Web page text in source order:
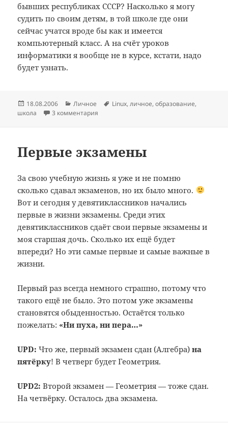
бывших республиках СССР? Насколько я могу
судить по своим детям, в той школе где они
сейчас учатся вроде бы как и имеется
компьютерный класс. А на счёт уроков
информатики я вообще не в курсе, кстати, надо
будет узнать.
Опубликовано
18.08.2006 Рубрики
Личное Метки
Linux,личное,образование,
школа
3 комментария
Первые экзамены
За свою учебную жизнь я уже и не помню
сколько сдавал экзаменов, но их было много.
Вот и сегодня у девятиклассников начались
первые в жизни экзамены. Среди этих
девятиклассников сдаёт свои первые экзамены и
моя старшая дочь. Сколько их ещё будет
впереди? Но эти самые первые и самые важные в
жизни.
Первый раз всегда немного страшно, потому что
такого ещё не было. Это потом уже экзамены
становятся обыденностью. Остаётся только
пожелать: «Ни пуха, ни пера…»
UPD: Что же, первый экзамен сдан (Алгебра)на
пятёрку! В четверг будет Геометрия.
UPD2: Второй экзамен — Геометрия — тоже сдан.
На четвёрку. Осталось два экзамена.